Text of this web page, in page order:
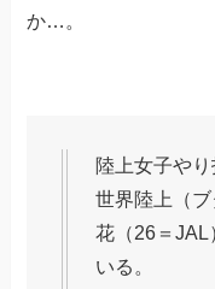
か…。
陸上女子や
世界陸上（
花（26＝JAL
いる。